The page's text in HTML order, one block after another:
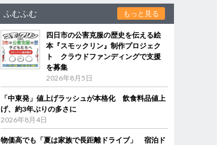
ふむふむ もっと見る
四日市の公害克服の歴史を伝える絵
本『スモックリン』制作プロジェク
ト クラウドファンディングで支援
を募集
2026年8月5日
「中東発」値上げラッシュが本格化 飲食料品値上
げ、約3年ぶりの多さに
2026年8月4日
物価高でも「夏は家族で長距離ドライブ」 宿泊ド